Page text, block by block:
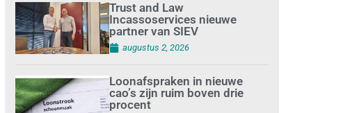
Trust and Law
Incassoservices nieuwe
partner van SIEV
augustus 2, 2026
Loonafspraken in nieuwe
cao’s zijn ruim boven drie
procent